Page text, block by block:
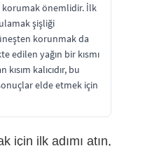
önemlidir. İlk
şişliği
korunmak da
edilen yağın bir kısmı
kalıcıdır, bu
elde etmek için
için ilk adımı atın,